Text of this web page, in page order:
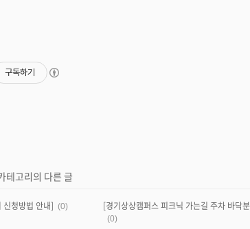
구독하기
테고리의 다른 글
신청방법 안내] (0)
(0)